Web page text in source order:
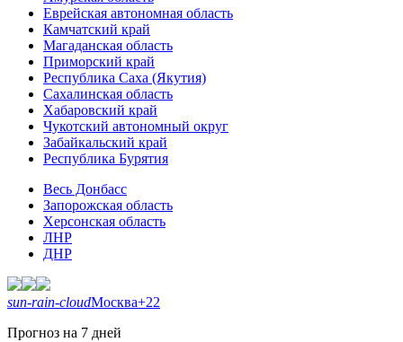
Еврейская автономная область
Камчатский край
Магаданская область
Приморский край
Республика Саха (Якутия)
Сахалинская область
Хабаровский край
Чукотский автономный округ
Забайкальский край
Республика Бурятия
Весь Донбасс
Запорожская область
Херсонская область
ЛНР
ДНР
sun-rain-cloudМосква+22
Прогноз на 7 дней